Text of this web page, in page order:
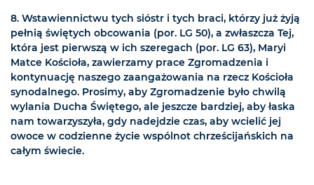
8. Wstawiennictwu tych sióstr i tych braci, którzy już żyją
pełnią świętych obcowania (por. LG 50), a zwłaszcza Tej,
która jest pierwszą w ich szeregach (por. LG 63), Maryi
Matce Kościoła, zawierzamy prace Zgromadzenia i
kontynuację naszego zaangażowania na rzecz Kościoła
synodalnego. Prosimy, aby Zgromadzenie było chwilą
wylania Ducha Świętego, ale jeszcze bardziej, aby łaska
nam towarzyszyła, gdy nadejdzie czas, aby wcielić jej
owoce w codzienne życie wspólnot chrześcijańskich na
całym świecie.